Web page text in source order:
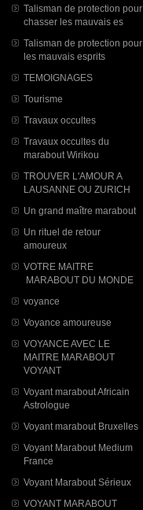
Talisman de protection pour
chasser les mauvais es
Talisman de protection pour
les mauvais esprits
TEMOIGNAGES
Tourisme
Travaux occultes
Travaux occultes du
marabout Wirikou
TROUVER L'AMOUR A
LAUSANNE OU ZURICH
Un grand maître marabout
Un rituel de retour
amoureux
VOTRE MAITRE
MARABOUT DU MONDE
voyance
Voyance amoureuse
VOYANCE AVEC LE
MAITRE MARABOUT
VOYANT
Voyant marabout Africain
Astrologue
Voyant marabout Bruxelles
Voyant Marabout Medium
France
Voyant Marabout Sérieux
VOYANT MARABOUT